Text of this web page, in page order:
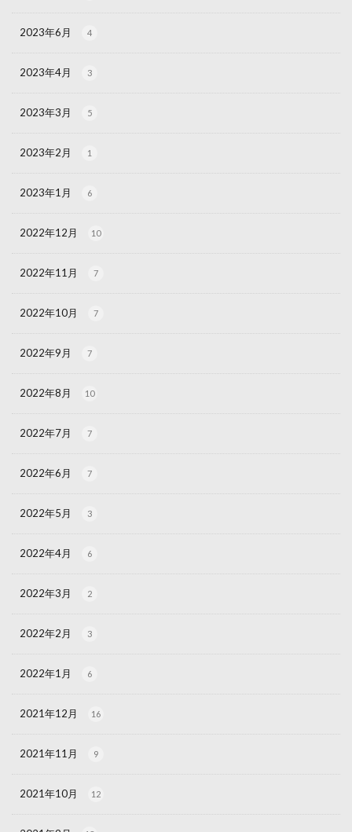
2023年6月 4
2023年4月 3
2023年3月 5
2023年2月 1
2023年1月 6
2022年12月 10
2022年11月 7
2022年10月 7
2022年9月 7
2022年8月 10
2022年7月 7
2022年6月 7
2022年5月 3
2022年4月 6
2022年3月 2
2022年2月 3
2022年1月 6
2021年12月 16
2021年11月 9
2021年10月 12